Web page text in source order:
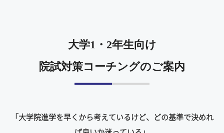
大学1・2年生向け
院試対策コーチングのご案内
「大学院進学を早くから考えているけど、どの基準で決めれ